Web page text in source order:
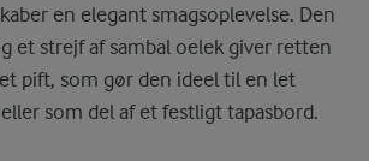
en elegant smagsoplevelse. Den
et strejf af sambal oelek giver retten
pift, som gør den ideel til en let
som del af et festligt tapasbord.